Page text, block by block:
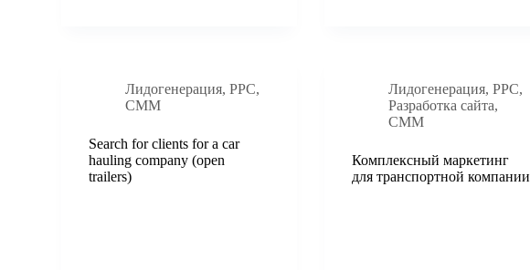
Лидогенерация,PPC,
СММ
Search for clients for a car
hauling company (open
trailers)
Лидогенерация,PPC,
Разработка сайта,
СММ
Комплексный маркетинг
для транспортной компании